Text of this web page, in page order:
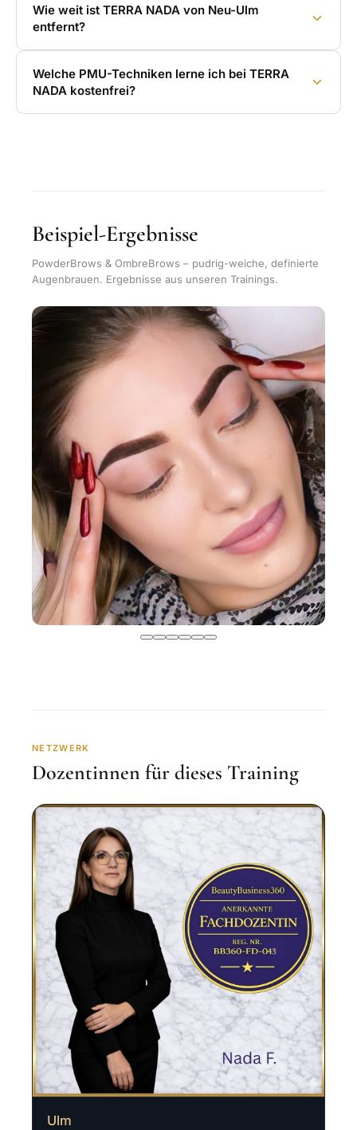
Wie weit ist TERRA NADA von Neu-Ulm
entfernt?
Welche PMU-Techniken lerne ich bei TERRA
NADA kostenfrei?
Beispiel-Ergebnisse
PowderBrows & OmbreBrows – pudrig-weiche, definierte
Augenbrauen. Ergebnisse aus unseren Trainings.
NETZWERK
Dozentinnen für dieses Training
Ulm